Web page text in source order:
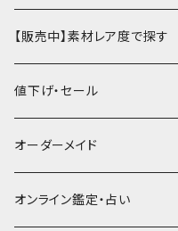
パスケース・定期入れ
ミニチュア
雑貨
キーケース・キーホルダー
キーケース
キーホルダー
その他革小物
コンドームケース
チュッパチャップスホルダー
タロットカードケース
もむのふの爬虫類グッズ屋さ
レギュラー名刺入れ
パスケース
切符・回数券ケース
財布・小銭入れ
ミニ財布
二つ折り・ハーフ財布
キーケース・キーホルダー
キーケース
キーホルダー
その他ケース
ペンケース
ミニチュア・雑貨
牛ヌメ
その他牛革
豚革
豚ヌメ
豚スエード
ヤギ革
ヤギヌメ
その他ヤギ革
羊革
馬革
ナチュラル（染色なし）
白系
黒系
茶系
【販売中】素材レア度で探す
★★☆☆☆☆ 流通数、人気
★★★☆☆☆ 流通数少ない
★★★★☆☆ 希少素材、高
値下げ・セール
オーダーメイド
オンライン鑑定・占い